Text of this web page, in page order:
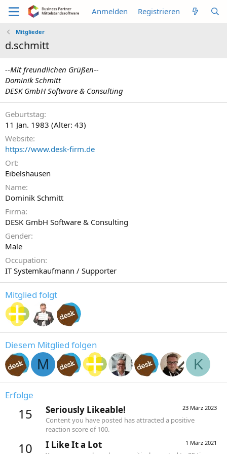
Anmelden Registrieren
Mitglieder
d.schmitt
--Mit freundlichen Grüßen--
Dominik Schmitt
DESK GmbH Software & Consulting
Geburtstag
11 Jan. 1983 (Alter: 43)
Website
https://www.desk-firm.de
Ort
Eibelshausen
Name
Dominik Schmitt
Firma
DESK GmbH Software & Consulting
Gender
Male
Occupation
IT Systemkaufmann / Supporter
Mitglied folgt
Diesem Mitglied folgen
M K
Erfolge
15 23 März 2023
Seriously Likeable!
Content you have posted has attracted a positive
reaction score of 100.
10 1 März 2021
I Like It a Lot